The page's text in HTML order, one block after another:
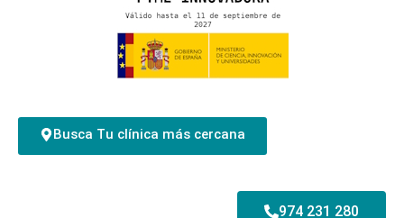
Busca Tu clínica más cercana
974 231 280